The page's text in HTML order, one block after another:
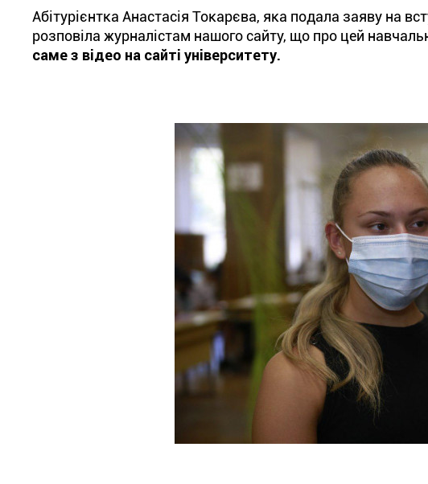
Абітурієнтка Анастасія Токарєва, яка подала заяву на
розповіла журналістам нашого сайту, що про цей
саме з відео на сайті університету.